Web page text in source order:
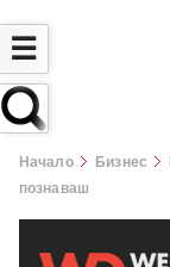
☰
Начало Бизнес
познаваш